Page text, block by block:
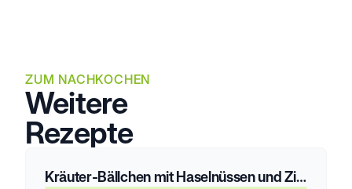
ZUM NACHKOCHEN
Weitere
Rezepte
Kräuter-Bällchen mit Haselnüssen und Ziegenfrischkäse